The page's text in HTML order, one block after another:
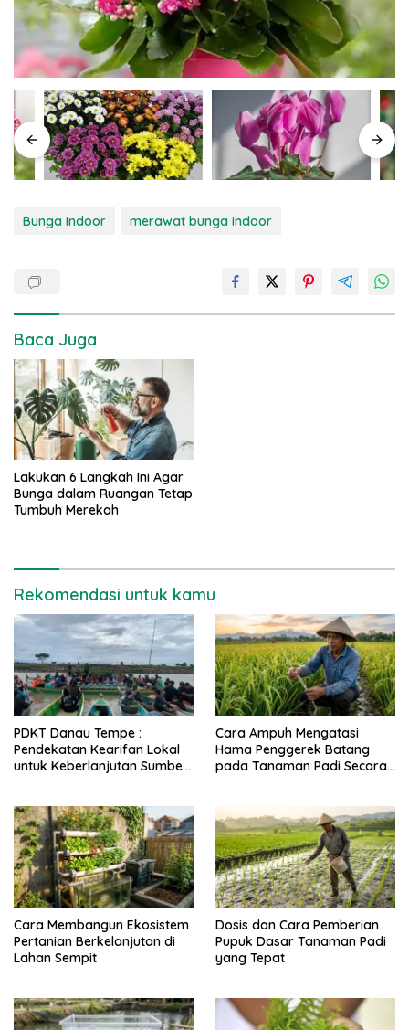
Bunga Indoor merawat bunga indoor
Baca Juga
Lakukan 6 Langkah Ini Agar
Bunga dalam Ruangan Tetap
Tumbuh Merekah
Rekomendasi untuk kamu
PDKT Danau Tempe :
Pendekatan Kearifan Lokal
untuk Keberlanjutan Sumber
Cara Ampuh Mengatasi
Hama Penggerek Batang
pada Tanaman Padi Secara
Cara Membangun Ekosistem
Pertanian Berkelanjutan di
Lahan Sempit
Dosis dan Cara Pemberian
Pupuk Dasar Tanaman Padi
yang Tepat